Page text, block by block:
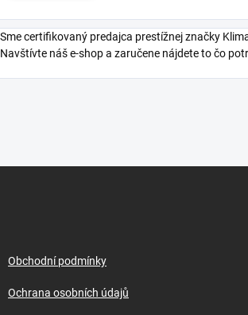
Sme certifikovaný predajca prestížnej značky
Navštívte náš e-shop a zaručene nájdete to čo
Obchodní podmínky
Ochrana osobních údajů